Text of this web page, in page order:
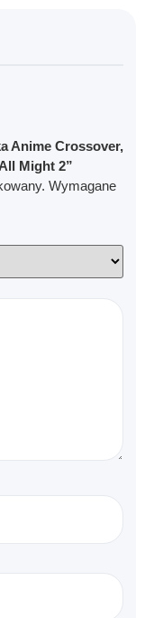
Anime Crossover,
Might 2”
Wymagane